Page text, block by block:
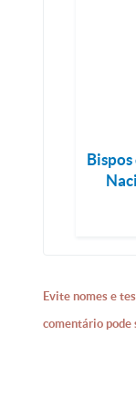
Evite nomes e
comentário pode